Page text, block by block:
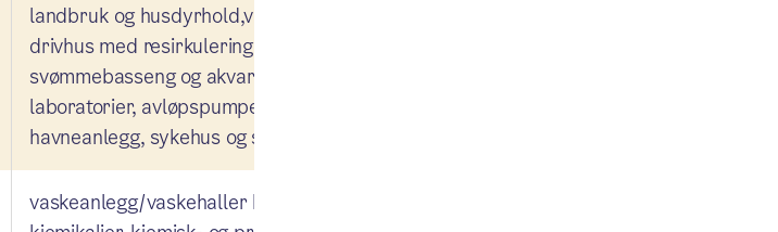
landbruk og husdyrhold,vanningsanlegg i
drivhus med resirkulering, påfylling av
svømmebasseng og akvariet, biologiske
laboratorier, avløpspumpestasjoner,
havneanlegg, sykehus og sykehjem
vaskeanlegg/vaskehaller hvor det benyttes